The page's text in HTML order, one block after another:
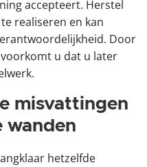
accepteert. Herstel
realiseren en kan
Door
u dat u later
misvattingen
wanden
hetzelfde